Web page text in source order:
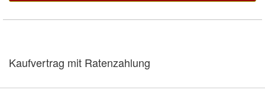
Kaufvertrag mit Ratenzahlung